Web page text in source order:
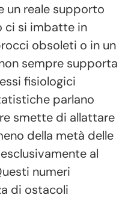
un reale supporto
ci si imbatte in
obsoleti o in un
sempre supporta
fisiologici
parlano
smette di allattare
della metà delle
al
numeri
di ostacoli